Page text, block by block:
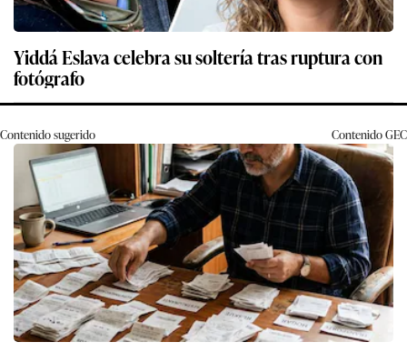
Yiddá Eslava celebra su soltería tras ruptura con
fotógrafo
Contenido sugerido ContenidoGEC